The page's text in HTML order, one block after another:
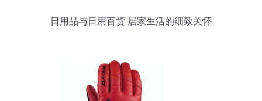
日用品与日用百货 居家生活的细致关怀